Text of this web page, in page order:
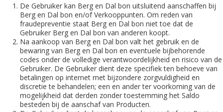
De Gebruiker kan Berg en Dal bon uitsluitend aanschaffen bij
Berg en Dal bon en/of Verkooppunten. Om reden van
fraudepreventie staat Berg en Dal bon niet toe dat de
Gebruiker Berg en Dal bon van anderen koopt.
Na aankoop van Berg en Dal bon valt het gebruik en de
bewaring van Berg en Dal bon en eventuele bijbehorende
codes onder de volledige verantwoordelijkheid en risico van de
Gebruiker. De Gebruiker dient deze specifiek ten behoeve van
betalingen op internet met bijzondere zorgvuldigheid en
discretie te behandelen; een en ander ter voorkoming van de
mogelijkheid dat derden zonder toestemming het Saldo
besteden bij de aanschaf van Producten.